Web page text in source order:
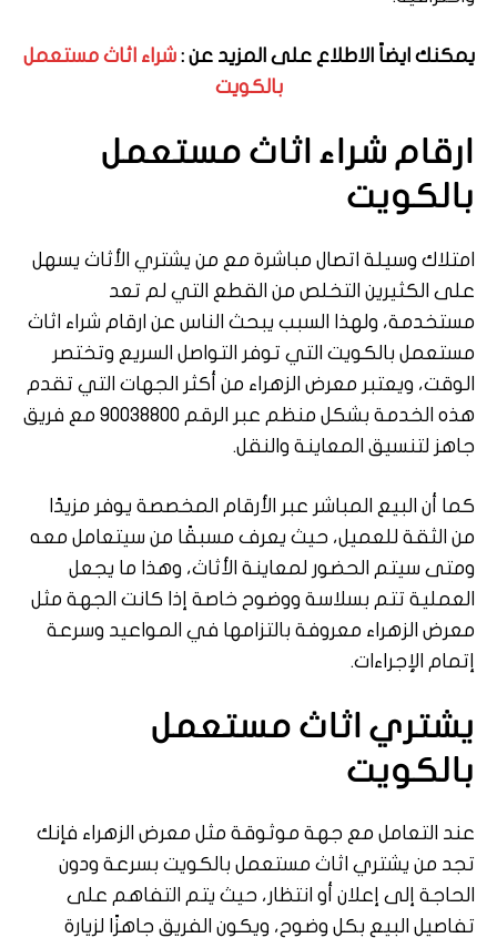
يمكنك ايضاً الاطلاع على المزيد عن :شراء اثاث مستعمل
بالكويت
ارقام شراء اثاث مستعمل
بالكويت
امتلاك وسيلة اتصال مباشرة مع من يشتري الأثاث يسهل
على الكثيرين التخلص من القطع التي لم تعد
مستخدمة، ولهذا السبب يبحث الناس عن ارقام شراء اثاث
مستعمل بالكويت التي توفر التواصل السريع وتختصر
الوقت، ويعتبر معرض الزهراء من أكثر الجهات التي تقدم
هذه الخدمة بشكل منظم عبر الرقم 90038800 مع فريق
جاهز لتنسيق المعاينة والنقل.
كما أن البيع المباشر عبر الأرقام المخصصة يوفر مزيدًا
من الثقة للعميل، حيث يعرف مسبقًا من سيتعامل معه
ومتى سيتم الحضور لمعاينة الأثاث، وهذا ما يجعل
العملية تتم بسلاسة ووضوح خاصة إذا كانت الجهة مثل
معرض الزهراء معروفة بالتزامها في المواعيد وسرعة
إتمام الإجراءات.
يشتري اثاث مستعمل
بالكويت
عند التعامل مع جهة موثوقة مثل معرض الزهراء فإنك
تجد من يشتري اثاث مستعمل بالكويت بسرعة ودون
الحاجة إلى إعلان أو انتظار، حيث يتم التفاهم على
تفاصيل البيع بكل وضوح، ويكون الفريق جاهزًا لزيارة